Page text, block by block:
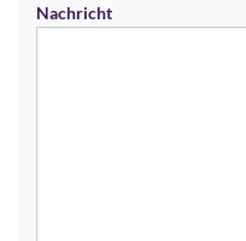
Nachricht